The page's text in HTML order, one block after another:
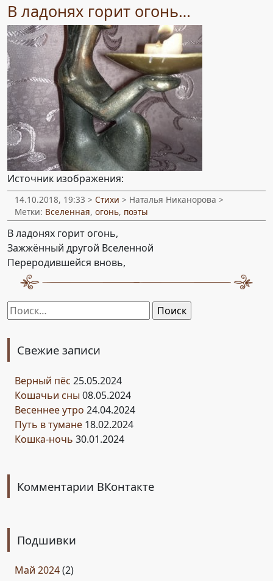
В ладонях горит огонь…
Источник изображения:
14.10.2018, 19:33 > Стихи > Наталья Никанорова >
Метки: Вселенная, огонь, поэты
В ладонях горит огонь,
Зажжённый другой Вселенной
Переродившейся вновь,
Найти:
Свежие записи
Верный пёс 25.05.2024
Кошачьи сны 08.05.2024
Весеннее утро 24.04.2024
Путь в тумане 18.02.2024
Кошка-ночь 30.01.2024
Комментарии ВКонтакте
Подшивки
Май 2024(2)